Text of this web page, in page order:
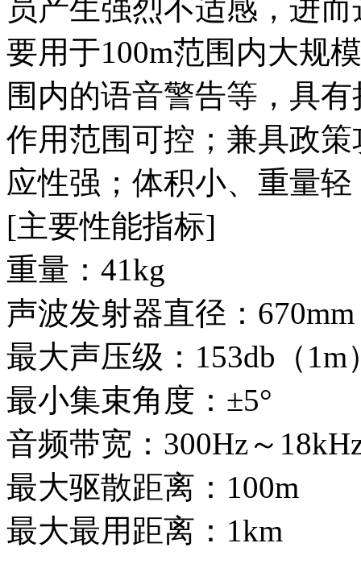
员产生强烈不适感，进
要用于100m范围内大规
围内的语音警告等，具
作用范围可控；兼具政
应性强；体积小、重量
[主要性能指标]
重量：41kg
声波发射器直径：670mm
最大声压级：153db（1m
最小集束角度：±5°
音频带宽：300Hz～
最大驱散距离：100m
最大最用距离：1km